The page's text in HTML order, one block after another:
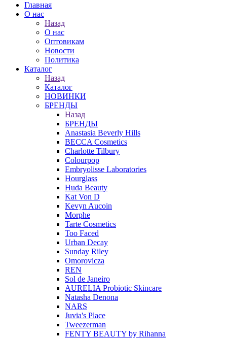
Главная
О нас
Назад
О нас
Оптовикам
Новости
Политика
Каталог
Назад
Каталог
НОВИНКИ
БРЕНДЫ
Назад
БРЕНДЫ
Anastasia Beverly Hills
BECCA Cosmetics
Charlotte Tilbury
Colourpop
Embryolisse Laboratories
Hourglass
Huda Beauty
Kat Von D
Kevyn Aucoin
Morphe
Tarte Cosmetics
Too Faced
Urban Decay
Sunday Riley
Omorovicza
REN
Sol de Janeiro
AURELIA Probiotic Skincare
Natasha Denona
NARS
Juvia's Place
Tweezerman
FENTY BEAUTY by Rihanna